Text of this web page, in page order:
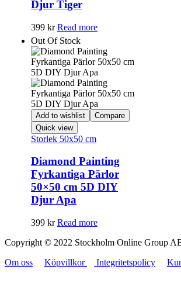
Djur Tiger
399 kr Read more
Out Of Stock
Add to wishlist
Compare
Quick view
Storlek 50x50 cm
Diamond Painting
Fyrkantiga Pärlor
50×50 cm 5D DIY
Djur Apa
399 kr Read more
Copyright © 2022 Stockholm Online Group
Om oss
Köpvillkor Integritetspolicy